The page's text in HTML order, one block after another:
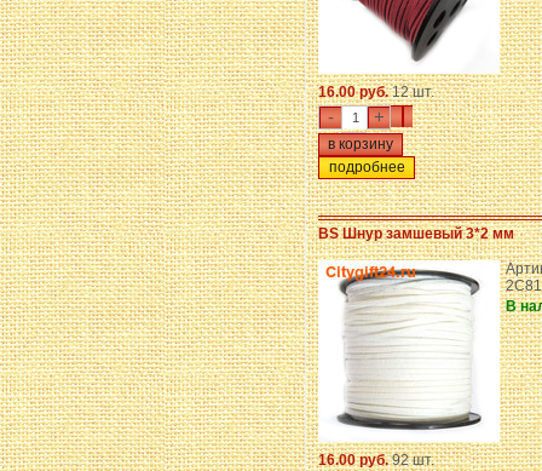
16.00 руб.12 шт.
- +
подробнее
BS Шнур замшевый 3*2 мм
В
16.00 руб.92 шт.